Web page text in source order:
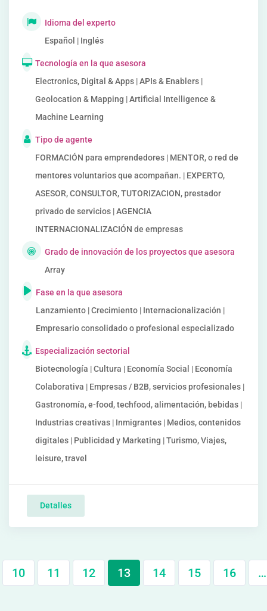
Idioma del experto
Español | Inglés
Tecnología en la que asesora
Electronics, Digital & Apps | APIs & Enablers |
Geolocation & Mapping | Artificial Intelligence &
Machine Learning
Tipo de agente
FORMACIÓN para emprendedores | MENTOR, o red de
mentores voluntarios que acompañan. | EXPERTO,
ASESOR, CONSULTOR, TUTORIZACION, prestador
privado de servicios | AGENCIA
INTERNACIONALIZACIÓN de empresas
Grado de innovación de los proyectos que asesora
Array
Fase en la que asesora
Lanzamiento | Crecimiento | Internacionalización |
Empresario consolidado o profesional especializado
Especialización sectorial
Biotecnología | Cultura | Economía Social | Economía
Colaborativa | Empresas / B2B, servicios profesionales |
Gastronomía, e-food, techfood, alimentación, bebidas |
Industrias creativas | Inmigrantes | Medios, contenidos
digitales | Publicidad y Marketing | Turismo, Viajes,
leisure, travel
Detalles
10 11 12 13 14 15 16 …